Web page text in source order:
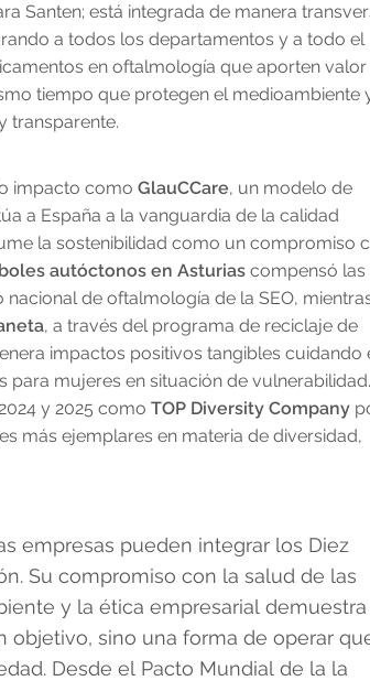
Santen; está integrada de manera
a todos los departamentos y a todo el
en oftalmología que aporten valor
tiempo que protegen el medioambiente
transparente.
impacto como GlauCCare, un modelo de
a España a la vanguardia de la calidad
la sostenibilidad como un compromiso
autóctonos en Asturias compensó las
de oftalmología de la SEO,
, a través del programa de reciclaje de
impactos positivos tangibles cuidando
mujeres en situación de vulnerabilidad.
y 2025 como TOP Diversity Company
más ejemplares en materia de diversidad,
empresas pueden integrar los Diez
Su compromiso con la salud de las
y la ética empresarial demuestra
objetivo, sino una forma de operar
Desde el Pacto Mundial de la la